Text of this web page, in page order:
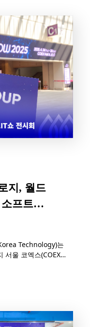
고 개발자 역량 강화
지, 월드
프트웨
합과 개
Technology)는
서울 코엑스(COEX)
베트남에서 급성장
체로서 소프트웨어
를 […]